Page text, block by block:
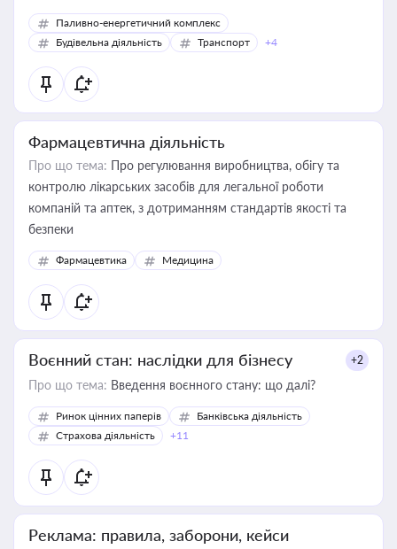
Паливно-енергетичний комплекс
Будівельна діяльність
Транспорт +4
Фармацевтична діяльність
Про що тема: Про регулювання виробництва, обігу та
контролю лікарських засобів для легальної роботи
компаній та аптек, з дотриманням стандартів якості та
безпеки
Фармацевтика Медицина
Воєнний стан: наслідки для бізнесу +2
Про що тема: Введення воєнного стану: що далі?
Ринок цінних паперів
Банківська діяльність
Страхова діяльність
+11
Реклама: правила, заборони, кейси